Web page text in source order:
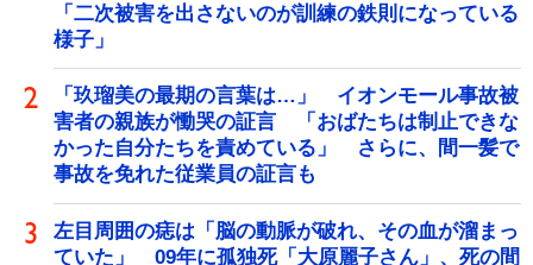
「二次被害を出さないのが訓練の鉄則になっている
様子」
「玖瑠美の最期の言葉は…」 イオンモール事故被
害者の親族が慟哭の証言 「おばたちは制止できな
かった自分たちを責めている」 さらに、間一髪で
事故を免れた従業員の証言も
左目周囲の痣は「脳の動脈が破れ、その血が溜まっ
ていた」 09年に孤独死「大原麗子さん」、死の間